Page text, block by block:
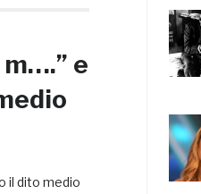
e
il dito medio